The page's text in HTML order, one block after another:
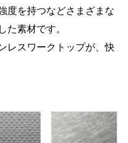
度を持つなどさまざまな
素材です。
レスワークトップが、快